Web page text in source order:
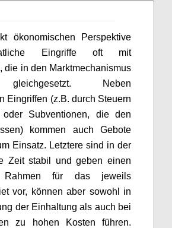
ökonomischen Perspektive
Eingriffe oft mit
die in den Marktmechanismus
gleichgesetzt. Neben
Eingriffen (z.B. durch Steuern
Subventionen, die den
kommen auch Gebote
Einsatz. Letztere sind in der
Zeit stabil und geben einen
Rahmen für das jeweils
vor, können aber sowohl in
der Einhaltung als auch bei
zu hohen Kosten führen.